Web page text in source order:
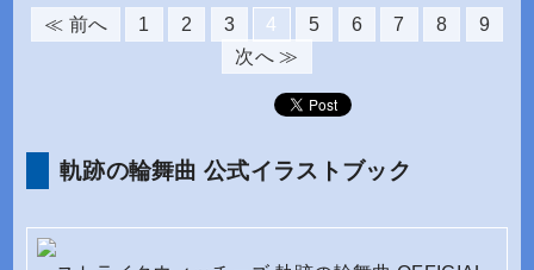
≪ 前へ 1 2 3 4 5 6 7 8
9
次へ ≫
軌跡の輪舞曲 公式イラストブック